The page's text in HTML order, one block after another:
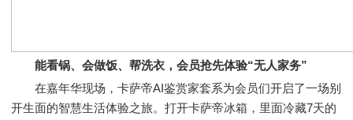
能看锅、会做饭、帮洗衣，会员抢先体验“无人家务”
在嘉年华现场，卡萨帝AI鉴赏家套系为会员们开启了一场别
开生面的智慧生活体验之旅。打开卡萨帝冰箱，里面冷藏7天的